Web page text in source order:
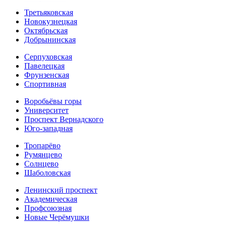
Третьяковская
Новокузнецкая
Октябрьская
Добрынинская
Серпуховская
Павелецкая
Фрунзенская
Спортивная
Воробьёвы горы
Университет
Проспект Вернадского
Юго-западная
Тропарёво
Румянцево
Солнцево
Шаболовская
Ленинский проспект
Академическая
Профсоюзная
Новые Черёмушки